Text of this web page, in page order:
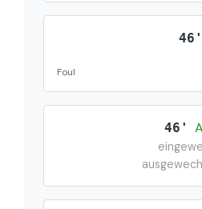
46'
Foul
46'